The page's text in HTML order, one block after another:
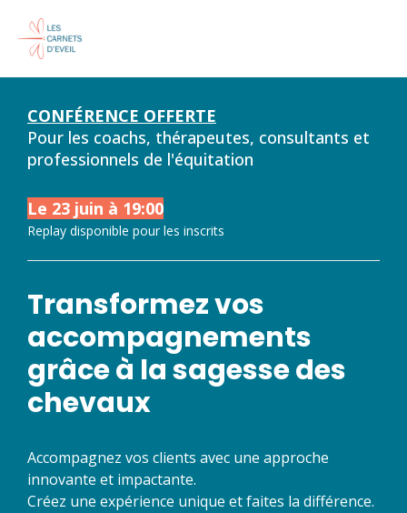
CONFÉRENCE OFFERTE
Pour les coachs, thérapeutes, consultants et
professionnels de l'équitation
Le 23 juin à 19:00
Replay disponible pour les inscrits
Transformez vos
accompagnements
grâce à la sagesse des
chevaux
Accompagnez vos clients avec une approche
innovante et impactante.
Créez une expérience unique et faites la différence.